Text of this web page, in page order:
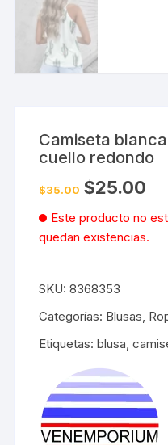
Camiseta
cuello redondo
$35.00 El
precio
era:
$35.00.
$25.00
es:
Este producto no
quedan existencias.
SKU:8368353
Categorías: Blusas
Etiquetas:blusa ,